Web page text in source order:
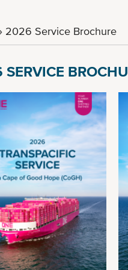
2026 Service Brochure